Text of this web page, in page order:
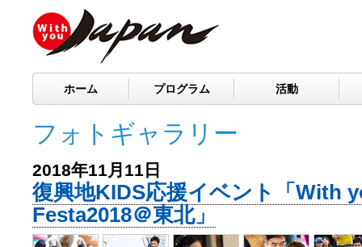
ホーム プログラム 活動
フォトギャラリー
2018年11月11日
復興地KIDS応援イベント「With
Festa2018＠東北」